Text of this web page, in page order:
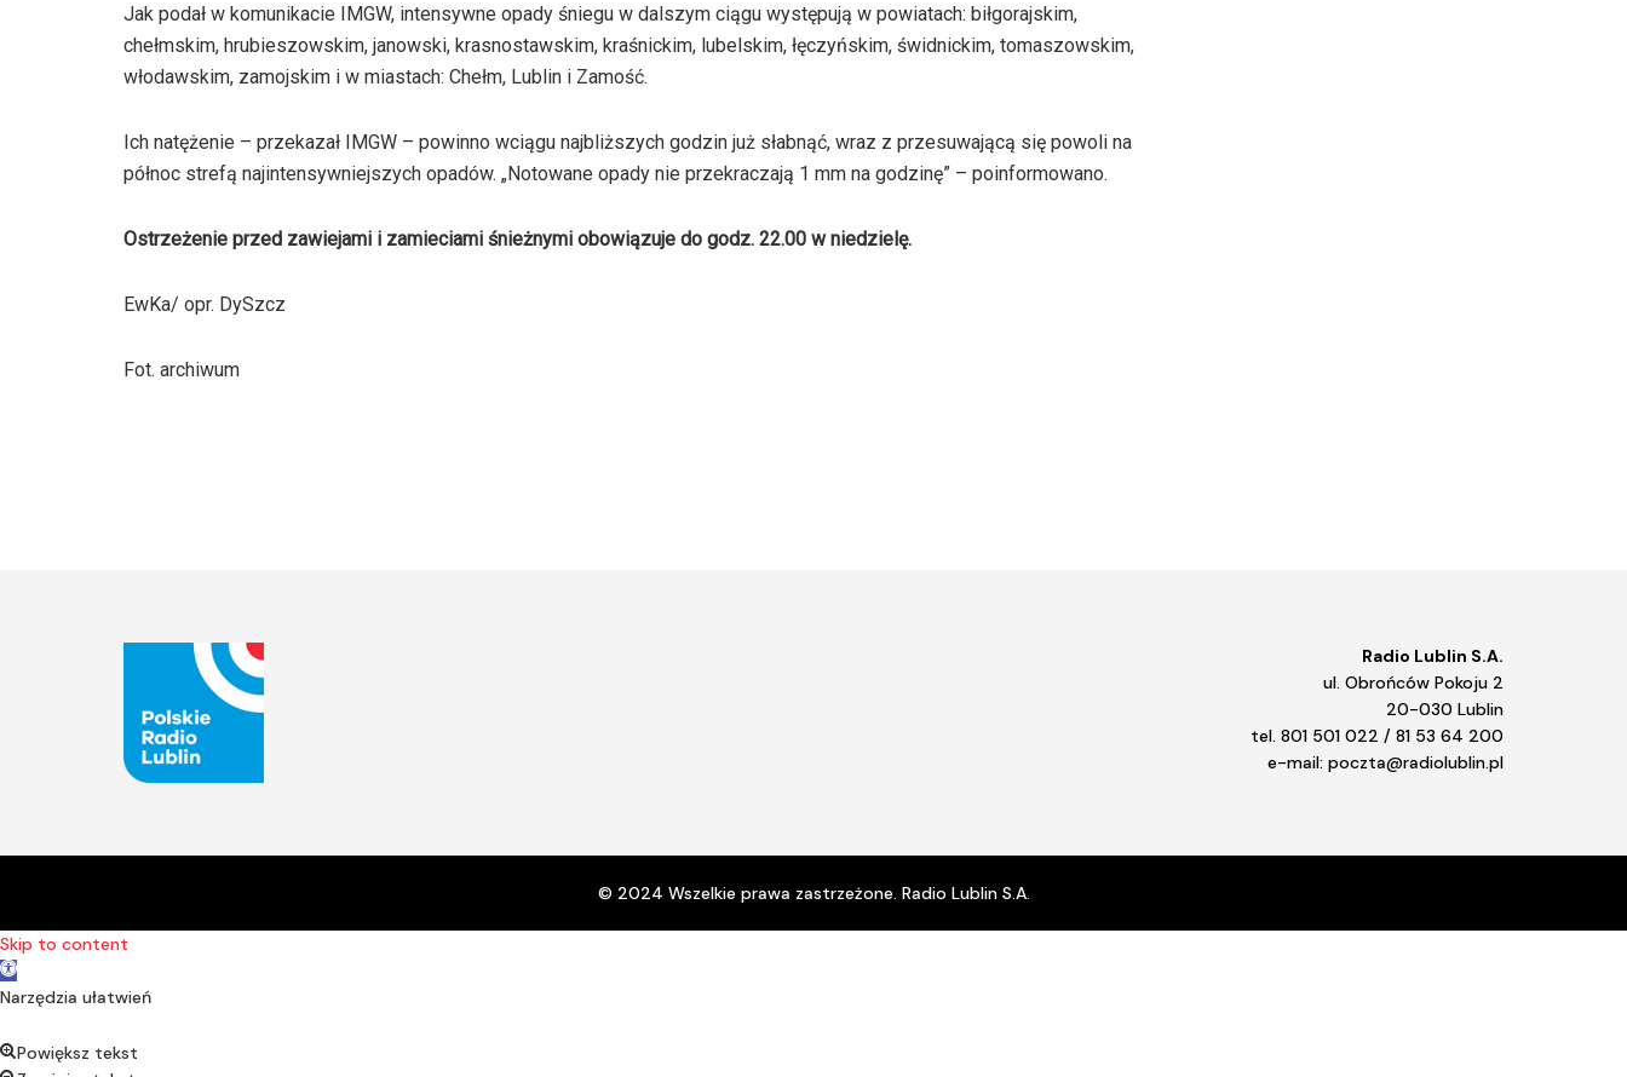
Jak podał w komunikacie IMGW, intensywne opady śniegu w dalszym ciągu występują w powiatach: biłgorajskim,
chełmskim, hrubieszowskim, janowski, krasnostawskim, kraśnickim, lubelskim, łęczyńskim, świdnickim, tomaszowskim,
włodawskim, zamojskim i w miastach: Chełm, Lublin i Zamość.
Ich natężenie – przekazał IMGW – powinno wciągu najbliższych godzin już słabnąć, wraz z przesuwającą się powoli na
północ strefą najintensywniejszych opadów. „Notowane opady nie przekraczają 1 mm na godzinę” – poinformowano.
Ostrzeżenie przed zawiejami i zamieciami śnieżnymi obowiązuje do godz. 22.00 w niedzielę.
EwKa/ opr. DySzcz
Fot. archiwum
Radio Lublin S.A.
ul. Obrońców Pokoju 2
20-030 Lublin
tel. 801 501 022 / 81 53 64 200
e-mail: poczta@radiolublin.pl
© 2024 Wszelkie prawa zastrzeżone. Radio Lublin S.A.
Skip to content
Open toolbar
Narzędzia ułatwień
Powiększ tekst